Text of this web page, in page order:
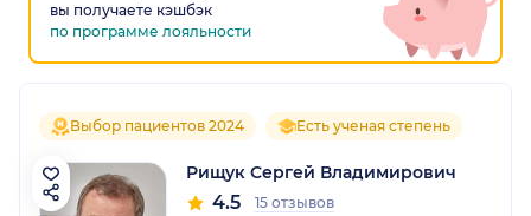
вы получаете кэшбэк
по программе лояльности
Выбор пациентов 2024 Есть ученая степень
Рищук Сергей Владимирович
4.5 15 отзывов